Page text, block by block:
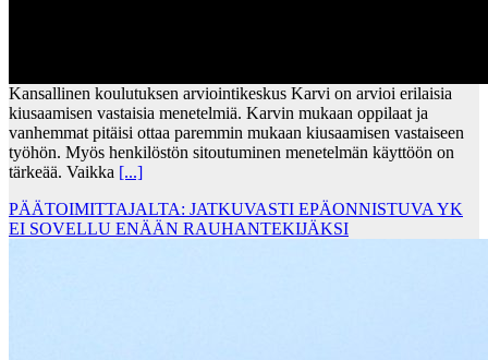
Kansallinen koulutuksen arviointikeskus Karvi on arvioi erilaisia
kiusaamisen vastaisia menetelmiä. Karvin mukaan oppilaat ja
vanhemmat pitäisi ottaa paremmin mukaan kiusaamisen vastaiseen
työhön. Myös henkilöstön sitoutuminen menetelmän käyttöön on
tärkeää. Vaikka [...]
PÄÄTOIMITTAJALTA: JATKUVASTI EPÄONNISTUVA YK
EI SOVELLU ENÄÄN RAUHANTEKIJÄKSI